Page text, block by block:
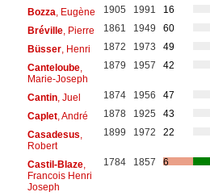
Bozza , Eugène 1905 1991
16
Bréville, Pierre 1861 1949
60
Büsser, Henri 1872 1973
49
Canteloube,
Marie-Joseph
1879 1957 42
Cantin, Juel 1874 1956
47
Caplet, André 1878 1925
43
Casadesus
Robert
1899 1972 22
Castil-Blaze,
Francois Henri
Joseph
1784 1857 6